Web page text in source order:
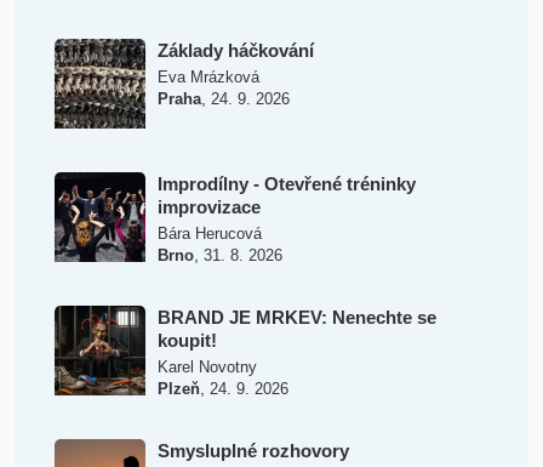
Základy háčkování
Eva Mrázková
Praha, 24. 9. 2026
Improdílny - Otevřené tréninky
improvizace
Bára Herucová
Brno, 31. 8. 2026
BRAND JE MRKEV: Nenechte se
koupit!
Karel Novotny
Plzeň, 24. 9. 2026
Smysluplné rozhovory